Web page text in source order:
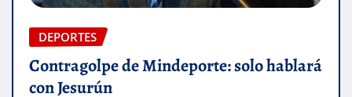
DEPORTES
Contragolpe de Mindeporte: solo hablará
con Jesurún